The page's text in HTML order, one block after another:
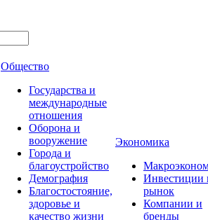
Общество
Государства и
международные
отношения
Оборона и
вооружение
Города и
благоустройство
Демография
Благостостояние,
здоровье и
качество жизни
Экономика
Инвестиции
рынок
Компании и
бренды